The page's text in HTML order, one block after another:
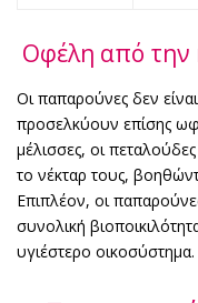
Οφέλη από την
Οι παπαρούνες δεν
προσελκύουν επίσης
μέλισσες, οι
το νέκταρ τους,
Επιπλέον, οι
συνολική
υγιέστερο οικοσύστημα.